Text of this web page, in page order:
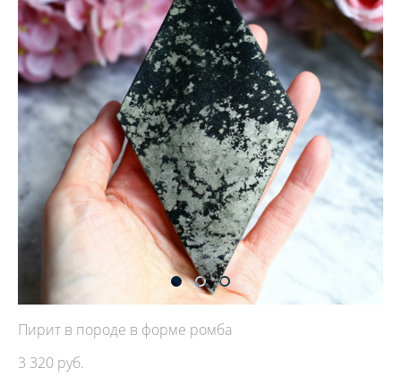
Пирит в породе в форме ромба
3 320 pуб.